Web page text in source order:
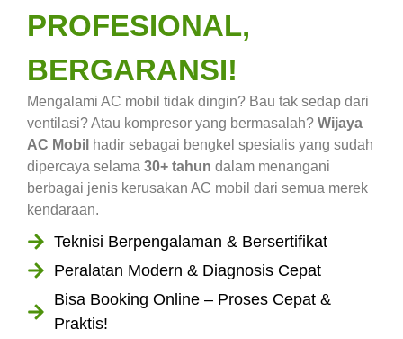
PROFESIONAL,
BERGARANSI!
Mengalami AC mobil tidak dingin? Bau tak sedap dari
ventilasi? Atau kompresor yang bermasalah? Wijaya
AC Mobil hadir sebagai bengkel spesialis yang sudah
dipercaya selama 30+ tahun dalam menangani
berbagai jenis kerusakan AC mobil dari semua merek
kendaraan.
Teknisi Berpengalaman & Bersertifikat
Peralatan Modern & Diagnosis Cepat
Bisa Booking Online – Proses Cepat &
Praktis!